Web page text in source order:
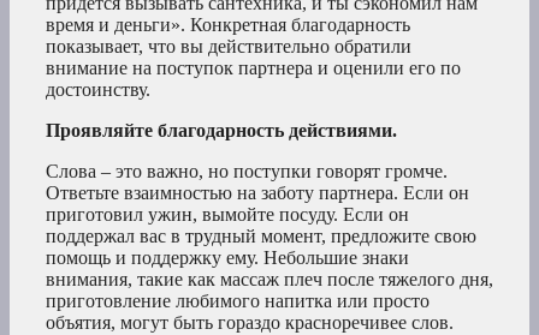
время и деньги». Конкретная благодарность
показывает, что вы действительно обратили
внимание на поступок партнера и оценили его по
достоинству.
Проявляйте благодарность действиями.
Слова – это важно, но поступки говорят громче.
Ответьте взаимностью на заботу партнера. Если он
приготовил ужин, вымойте посуду. Если он
поддержал вас в трудный момент, предложите свою
помощь и поддержку ему. Небольшие знаки
внимания, такие как массаж плеч после тяжелого дня,
приготовление любимого напитка или просто
объятия, могут быть гораздо красноречивее слов.